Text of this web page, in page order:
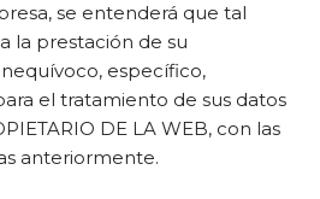
se entenderá que tal
la prestación de su
específico,
el tratamiento de sus datos
DE LA WEB, con las
anteriormente.